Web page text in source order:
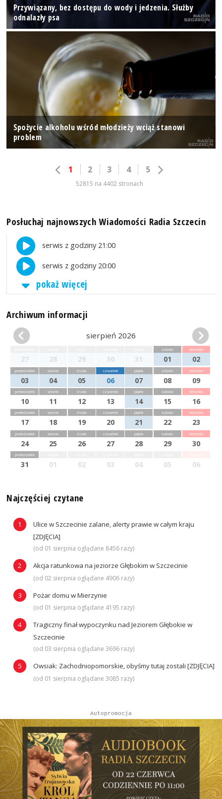
Przywiązany, bez dostępu do wody i jedzenia. Służby
odnalazły psa
Spożycie alkoholu wśród młodzieży wciąż stanowi
problem
1 2 3 4 5
52815 na 4402 stronach
Posłuchaj najnowszych Wiadomości Radia Szczecin
serwis z godziny 21:00
serwis z godziny 20:00
pokaż więcej
Archiwum informacji
sierpień 2026
27 28 29 30 31
sobota
01
niedziela
02
poniedziałek
03
wtorek
04
środa
05
czwartek
06
piątek
07
sobota
08
niedziela
09
poniedziałek
10
wtorek
11
środa
12
czwartek
13
piątek
14
sobota
15
niedziela
16
poniedziałek
17
wtorek
18
środa
19
czwartek
20
piątek
21
sobota
22
niedziela
23
poniedziałek
24
wtorek
25
środa
26
czwartek
27
piątek
28
sobota
29
niedziela
30
poniedziałek
31 01 02 03 04 05 06
Najczęściej czytane
Ulice w Szczecinie zalane, alerty prawie w całym kraju
[ZDJĘCIA]
(od 01 sierpnia oglądane 8456 razy)
Akcja ratunkowa na jeziorze Głębokim w Szczecinie
(od 02 sierpnia oglądane 4906 razy)
Pożar domu w Mierzynie
(od 01 sierpnia oglądane 4195 razy)
Tragiczny finał wypoczynku nad Jeziorem Głębokie w
Szczecinie
(od 03 sierpnia oglądane 3696 razy)
Owsiak: Zachodniopomorskie, obyśmy tutaj zostali [ZDJĘCIA]
(od 01 sierpnia oglądane 3085 razy)
Autopromocja